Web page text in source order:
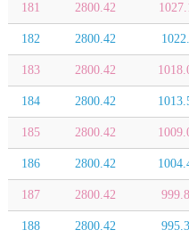
181 2800.42
182 2800.42
183 2800.42
184 2800.42
185 2800.42
186 2800.42
187 2800.42
188 2800.42